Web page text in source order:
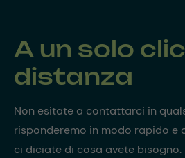
A un solo
distanza
Non esitate a contattarci in
risponderemo in modo rapido e
ci diciate di cosa avete bisogno.